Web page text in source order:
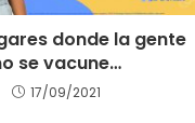
donde la gente
se vacune…
17/09/2021